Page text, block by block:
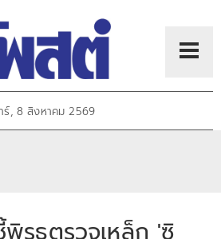
ร์, 8 สิงหาคม 2569
รุธตรวจเหล็ก 'ซิ